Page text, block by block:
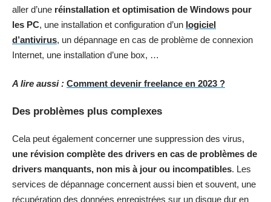
aller d’une réinstallation et optimisation de Windows pour
les PC, une installation et configuration d’un logiciel
d’antivirus, un dépannage en cas de problème de connexion
Internet, une installation d’une box, …
A lire aussi : Comment devenir freelance en 2023 ?
Des problèmes plus complexes
Cela peut également concerner une suppression des virus,
une révision complète des drivers en cas de problèmes de
drivers manquants, non mis à jour ou incompatibles. Les
services de dépannage concernent aussi bien et souvent, une
récupération des données enregistrées sur un disque dur en